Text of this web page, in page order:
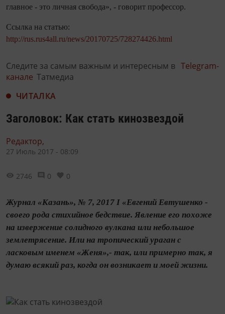
главное - это личная свобода», - говорит профессор.
Ссылка на статью:
http://rus.rus4all.ru/news/20170725/728274426.html
Следите за самым важным и интересным в Telegram-
канале Татмедиа
ЧИТАЛКА
Заголовок: Как стать кинозвездой
Редактор,
27 Июль 2017 - 08:09
2746 0 0
Журнал «Казань», № 7, 2017 I «Евгений Евтушенко -
своего рода стихийное бедствие. Явление его похоже
на извержение солидного вулкана или небольшое
землетрясение. Или на тропический ураган с
ласковым именем «Женя»,- так, или примерно так, я
думаю всякий раз, ко­гда он возникает и моей жизни.